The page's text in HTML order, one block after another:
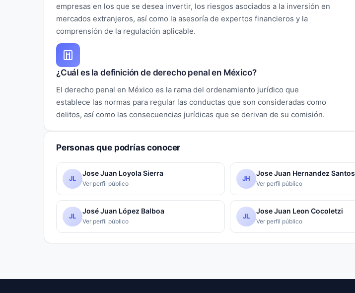
empresas en los que se desea invertir, los riesgos asociados a la inversión en
mercados extranjeros, así como la asesoría de expertos financieros y la
comprensión de la regulación aplicable.
¿Cuál es la definición de derecho penal en México?
El derecho penal en México es la rama del ordenamiento jurídico que
establece las normas para regular las conductas que son consideradas como
delitos, así como las consecuencias jurídicas que se derivan de su comisión.
Personas que podrías conocer
JL
Jose Juan Loyola Sierra
Ver perfil público
JH
Jose Juan Hernandez Santos
Ver perfil público
JL
José Juan López Balboa
Ver perfil público
JL
Jose Juan Leon Cocoletzi
Ver perfil público